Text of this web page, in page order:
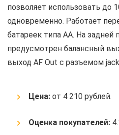
позволяет использовать до
одновременно. Работает
батареек типа АА. На задней
предусмотрен балансный
выход AF Out с разъемом
Цена: от 4 210 рублей.
Оценка покупателей: